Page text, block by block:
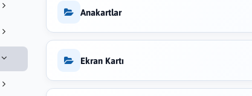
Anakartlar
Ekran Kartı